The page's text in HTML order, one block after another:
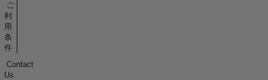
ご
利
用
条
件
Contact
Us